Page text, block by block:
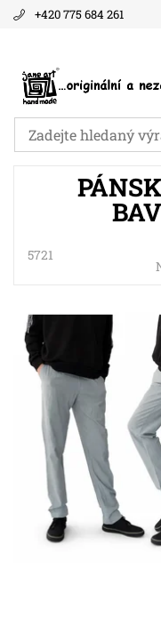
+420 775 684 261
5721